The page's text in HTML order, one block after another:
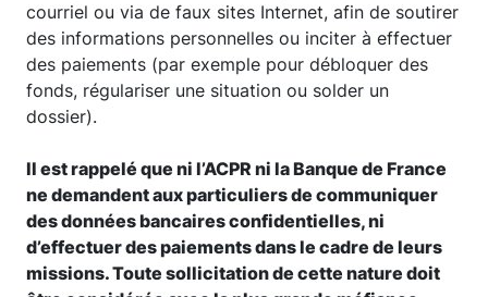
courriel ou via de faux sites Internet, afin de soutirer
des informations personnelles ou inciter à effectuer
des paiements (par exemple pour débloquer des
fonds, régulariser une situation ou solder un
dossier).
Il est rappelé que ni l’ACPR ni la Banque de France
ne demandent aux particuliers de communiquer
des données bancaires confidentielles, ni
d’effectuer des paiements dans le cadre de leurs
missions. Toute sollicitation de cette nature doit